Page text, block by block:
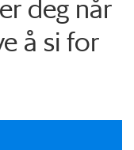
deg når
å si for